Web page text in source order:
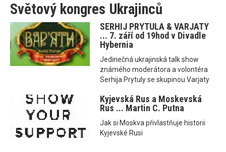
Světový kongres Ukrajinců
SERHIJ PRYTULA & VARJATY
... 7. září od 19hod v Divadle
Hybernia
Jedinečná ukrajinská talk show
známého moderátora a volontéra
Serhija Prytuly se skupinou Varjaty
Kyjevská Rus a Moskevská
Rus ... Martin C. Putna
Jak si Moskva přivlastňuje historii
Kyjevské Rusi